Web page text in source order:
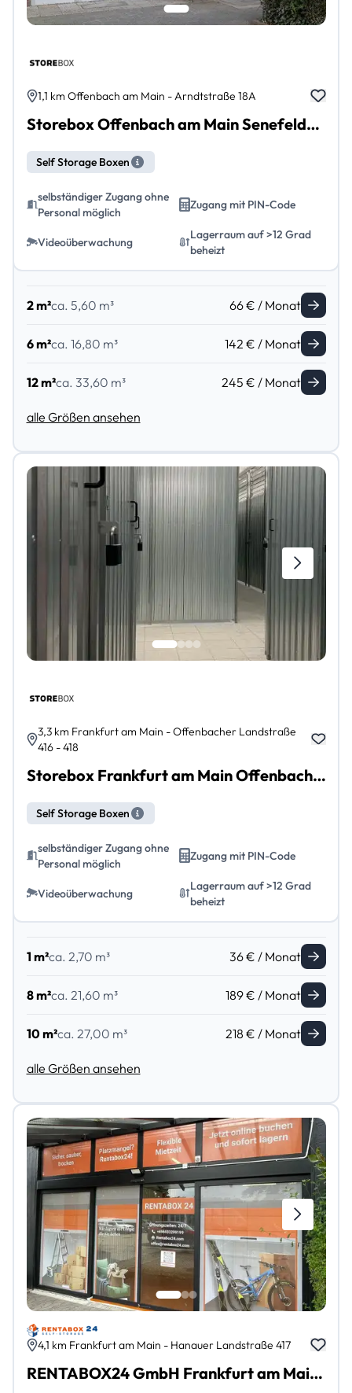
1,1 km Offenbach am Main - Arndtstraße 18A
Storebox Offenbach am Main Senefelder-Quartier
Self Storage Boxen
selbständiger Zugang ohne
Personal möglich
Zugang mit PIN-Code
Videoüberwachung
Lagerraum auf >12 Grad
beheizt
2 m²ca. 5,60 m³ 66 € / Monat
6 m²ca. 16,80 m³ 142 € / Monat
12 m²ca. 33,60 m³ 245 € / Monat
alle Größen ansehen
3,3 km Frankfurt am Main - Offenbacher Landstraße
416 - 418
Storebox Frankfurt am Main Offenbacher Landstraße
Self Storage Boxen
selbständiger Zugang ohne
Personal möglich
Zugang mit PIN-Code
Videoüberwachung
Lagerraum auf >12 Grad
beheizt
1 m²ca. 2,70 m³ 36 € / Monat
8 m²ca. 21,60 m³ 189 € / Monat
10 m²ca. 27,00 m³ 218 € / Monat
alle Größen ansehen
4,1 km Frankfurt am Main - Hanauer Landstraße 417
RENTABOX24 GmbH Frankfurt am Main Ostend